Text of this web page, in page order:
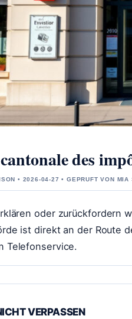
des
• 2026-04-27 • GEPRUFT VON MIA
oder zurückfordern
ist direkt an der Route
Telefonservice.
VERPASSEN